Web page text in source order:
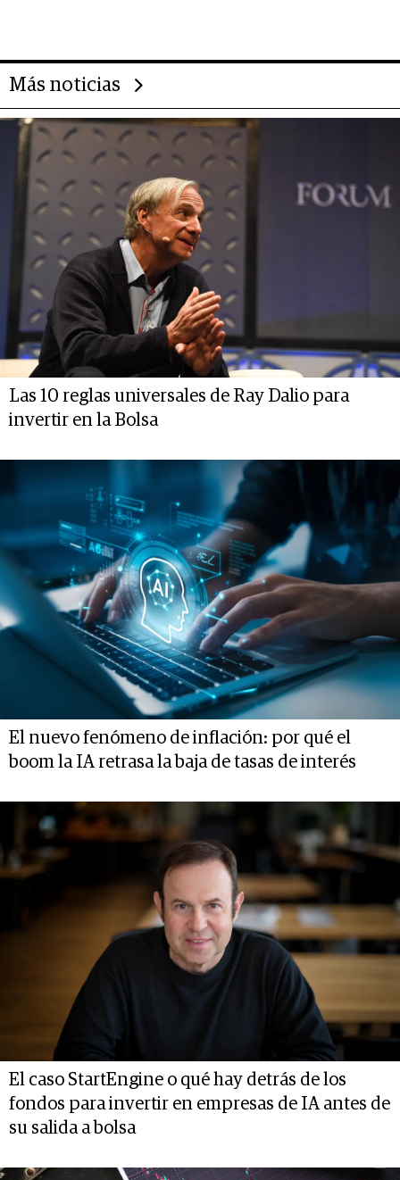
Más noticias
Las 10 reglas universales de Ray Dalio para
invertir en la Bolsa
El nuevo fenómeno de inflación: por qué el
boom la IA retrasa la baja de tasas de interés
El caso StartEngine o qué hay detrás de los
fondos para invertir en empresas de IA antes de
su salida a bolsa